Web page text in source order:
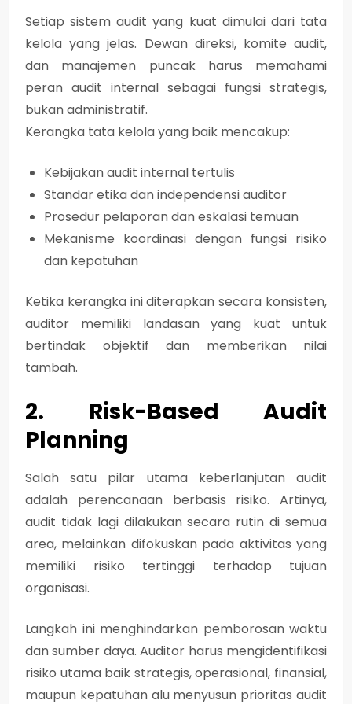
Setiap sistem audit yang kuat dimulai dari tata
kelola yang jelas. Dewan direksi, komite audit,
dan manajemen puncak harus memahami
peran audit internal sebagai fungsi strategis,
bukan administratif.
Kerangka tata kelola yang baik mencakup:
Kebijakan audit internal tertulis
Standar etika dan independensi auditor
Prosedur pelaporan dan eskalasi temuan
Mekanisme koordinasi dengan fungsi risiko
dan kepatuhan
Ketika kerangka ini diterapkan secara konsisten,
auditor memiliki landasan yang kuat untuk
bertindak objektif dan memberikan nilai
tambah.
2. Risk-Based Audit
Planning
Salah satu pilar utama keberlanjutan audit
adalah perencanaan berbasis risiko. Artinya,
audit tidak lagi dilakukan secara rutin di semua
area, melainkan difokuskan pada aktivitas yang
memiliki risiko tertinggi terhadap tujuan
organisasi.
Langkah ini menghindarkan pemborosan waktu
dan sumber daya. Auditor harus mengidentifikasi
risiko utama baik strategis, operasional, finansial,
maupun kepatuhan alu menyusun prioritas audit